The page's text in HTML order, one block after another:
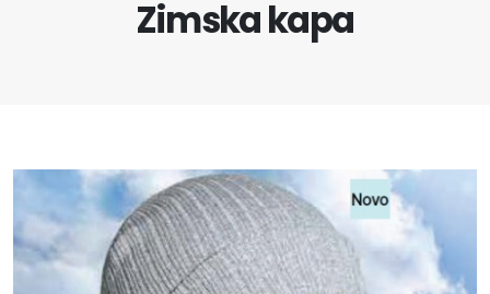
Zimska kapa